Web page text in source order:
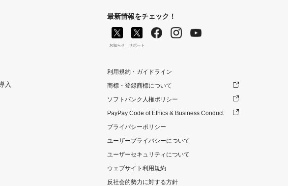
入
最新情報をチェック！
お知らせ サポート
利用規約・ガイドライン
商標・登録商標について
ソフトバンク人権ポリシー
PayPay Code of Ethics & Business Conduct
プライバシーポリシー
ユーザープライバシーについて
ユーザーセキュリティについて
ウェブサイト利用規約
反社会的勢力に対する方針